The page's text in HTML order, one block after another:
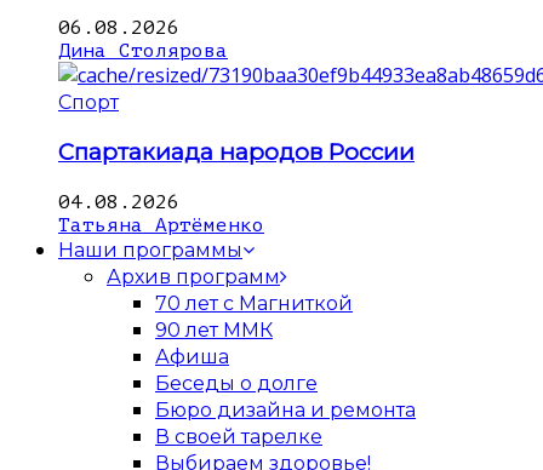
06.08.2026
Дина Столярова
Спорт
Спартакиада народов России
04.08.2026
Татьяна Артёменко
Наши программы
Архив программ
70 лет с Магниткой
90 лет ММК
Афиша
Беседы о долге
Бюро дизайна и ремонта
В своей тарелке
Выбираем здоровье!